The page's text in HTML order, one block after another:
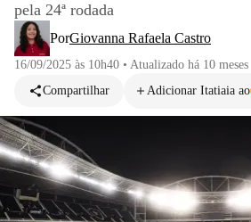
pela 24ª rodada
PorGiovanna Rafaela Castro
16/09/2025 às 10h40 • Atualizado há 10 meses
Compartilhar
Adicionar Itatiaia ao